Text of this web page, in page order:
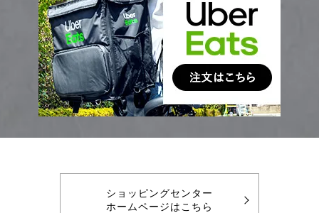
ショッピングセンター
ホームページはこちら